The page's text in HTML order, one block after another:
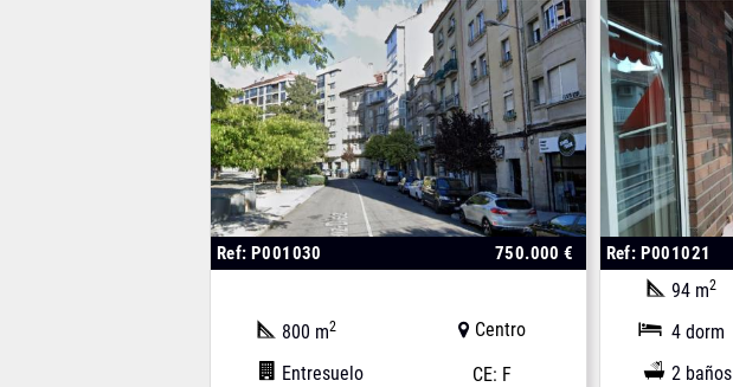
Ref: P001030 750.000 €
800 m2
Entresuelo
Centro
CE: F
Ref: P001021
94 m2
4 dorm
2 baños